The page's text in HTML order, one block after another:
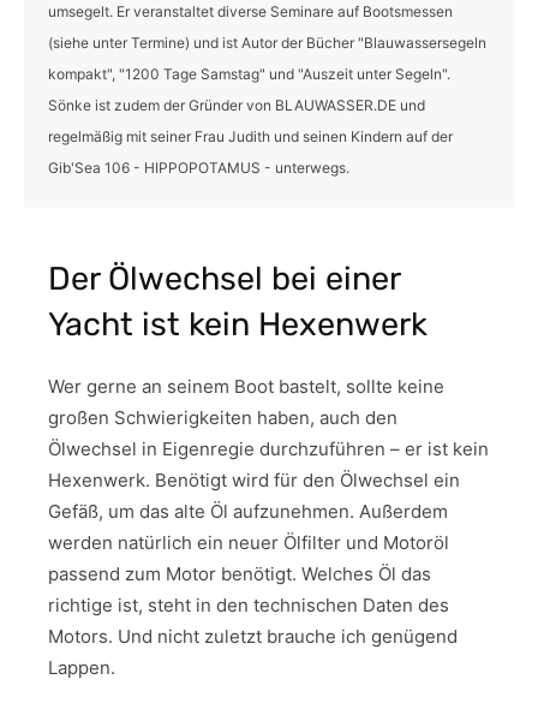
umsegelt. Er veranstaltet diverse Seminare auf Bootsmessen
(siehe unter Termine) und ist Autor der Bücher "Blauwassersegeln
kompakt", "1200 Tage Samstag" und "Auszeit unter Segeln".
Sönke ist zudem der Gründer von BLAUWASSER.DE und
regelmäßig mit seiner Frau Judith und seinen Kindern auf der
Gib'Sea 106 - HIPPOPOTAMUS - unterwegs.
Der Ölwechsel bei einer
Yacht ist kein Hexenwerk
Wer gerne an seinem Boot bastelt, sollte keine
großen Schwierigkeiten haben, auch den
Ölwechsel in Eigenregie durchzuführen – er ist kein
Hexenwerk. Benötigt wird für den Ölwechsel ein
Gefäß, um das alte Öl aufzunehmen. Außerdem
werden natürlich ein neuer Ölfilter und Motoröl
passend zum Motor benötigt. Welches Öl das
richtige ist, steht in den technischen Daten des
Motors. Und nicht zuletzt brauche ich genügend
Lappen.